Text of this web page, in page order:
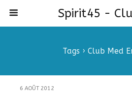
Spirit45 -
Tags › Club Med
6 AOÛT 2012